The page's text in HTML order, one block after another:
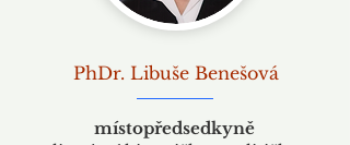
PhDr. Libuše Benešová
místopředsedkyně